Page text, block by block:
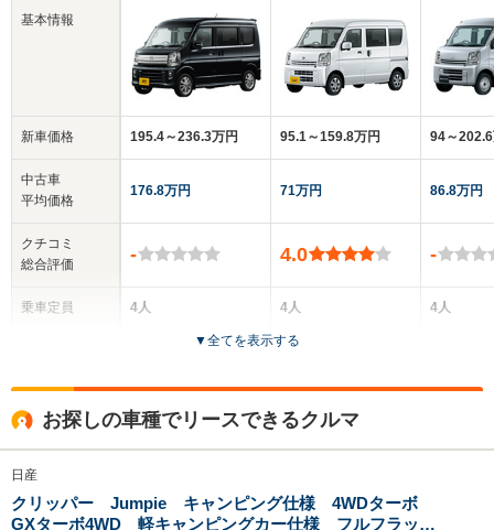
基本情報
新車価格
中古車
平均価格
クチコミ
総合評価
乗車定員
サイズ
195.4～236.3万円
176.8万円
-
4人
1.9m～1.91m
全幅
1.48m
95.1～159.8万円
71万円
4.0
4人
5ドア
1.8m～1.9m
全幅
1.48m
94～
86.8万円
-
4人
▼全てを表示する
お探しの車種でリースできるクルマ
日産
クリッパー Jumpie キャンピング仕様 4WDターボ
GXターボ4WD 軽キャンピングカー仕様 フルフラット